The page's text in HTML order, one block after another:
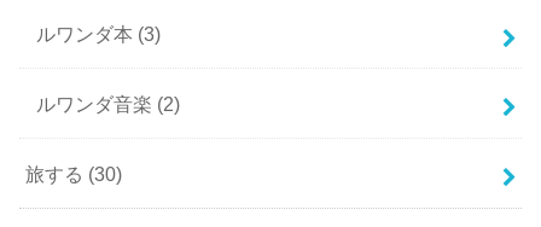
ルワンダ本 (3)
ルワンダ音楽 (2)
旅する (30)